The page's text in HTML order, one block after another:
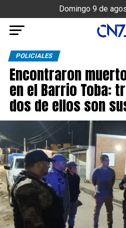
Domingo 9 de
POLICIALES
Encontraron
en el Barrio Toba:
dos de ellos son